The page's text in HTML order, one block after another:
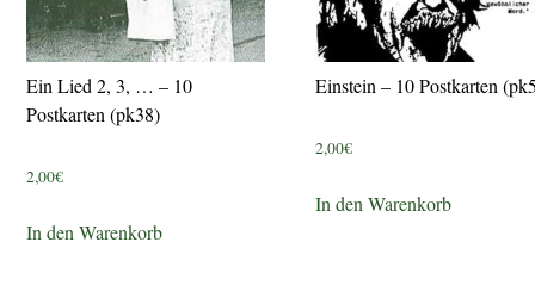
Ein Lied 2, 3, … – 10
Postkarten (pk38)
2,00€
In den Warenkorb
Einstein – 10 Postkarten
2,00€
In den Warenkorb